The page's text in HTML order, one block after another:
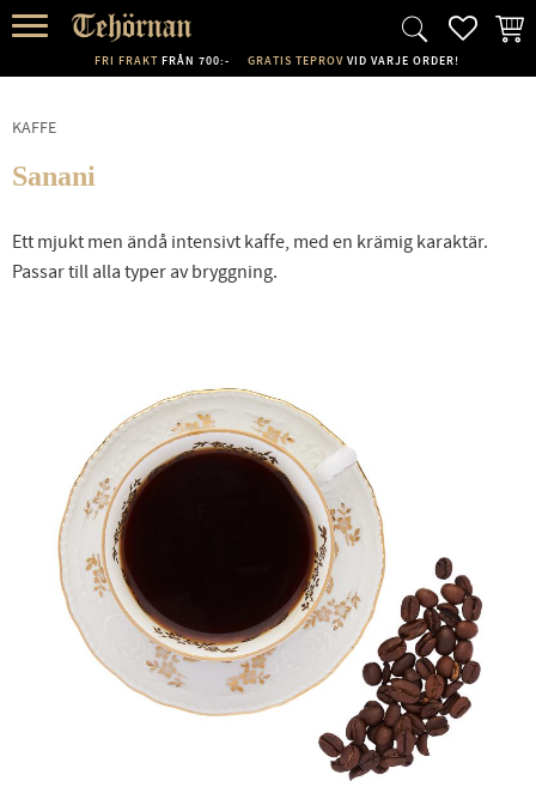
FRI FRAKT FRÅN 700:- GRATIS TEPROV VID VARJE ORDER!
KAFFE
Sanani
Ett mjukt men ändå intensivt kaffe, med en krämig karaktär.
Passar till alla typer av bryggning.